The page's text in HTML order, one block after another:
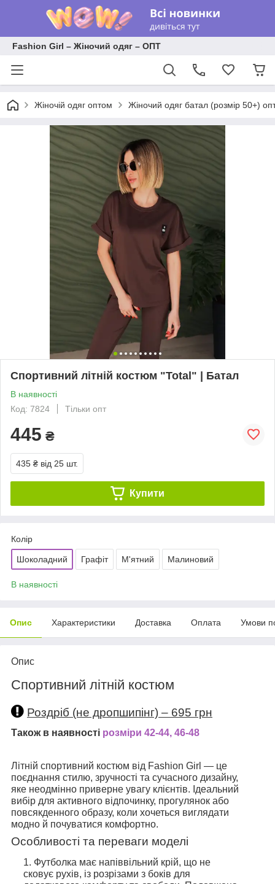
Fashion Girl – Жіночий одяг – ОПТ
Жіночій одяг оптом Жіночий одяг батал (розмір 50+)
Спортивний літній костюм "Total" | Батал
В наявності
Код: 7824
Тільки опт
445 ₴
435 ₴ від 25 шт.
Купити
Колір
Шоколадний Графіт М'ятний Малиновий
В наявності
Опис Характеристики Доставка Оплата Умови
Опис
Спортивний літній костюм
Роздріб (не дропшипінг) – 695 грн
Також в наявності розміри 42-44, 46-48
Літній спортивний костюм від Fashion Girl — це
поєднання стилю, зручності та сучасного дизайну,
яке неодмінно приверне увагу клієнтів. Ідеальний
вибір для активного відпочинку, прогулянок або
повсякденного образу, коли хочеться виглядати
модно й почуватися комфортно.
Особливості та переваги моделі
Футболка має напіввільний крій, що не
сковує рухів, із розрізами з боків для